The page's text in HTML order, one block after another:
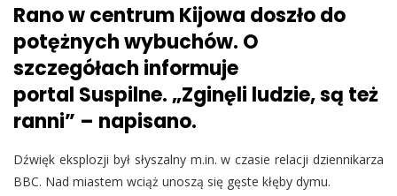
Rano w centrum Kijowa doszło do
potężnych wybuchów. O
szczegółach informuje
portal Suspilne. „Zginęli ludzie, są też
ranni” – napisano.
Dźwięk eksplozji był słyszalny m.in. w czasie relacji dziennikarza
BBC. Nad miastem wciąż unoszą się gęste kłęby dymu.